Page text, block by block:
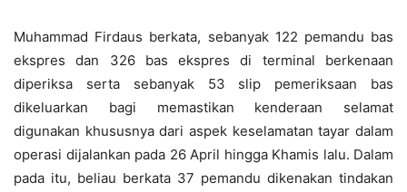
Muhammad Firdaus berkata, sebanyak 122 pemandu bas
ekspres dan 326 bas ekspres di terminal berkenaan
diperiksa serta sebanyak 53 slip pemeriksaan bas
dikeluarkan bagi memastikan kenderaan selamat
digunakan khususnya dari aspek keselamatan tayar dalam
operasi dijalankan pada 26 April hingga Khamis lalu. Dalam
pada itu, beliau berkata 37 pemandu dikenakan tindakan